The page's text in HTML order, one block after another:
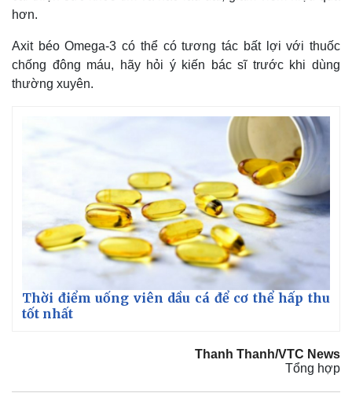
Quan sát
Cuộc sống đó đây
Hồ sơ
Video
Ảnh
hơn.
Axit béo Omega-3 có thể có tương tác bất lợi với thuốc
chống đông máu, hãy hỏi ý kiến bác sĩ trước khi dùng
thường xuyên.
Thời điểm uống viên dầu cá để cơ thể hấp thu
tốt nhất
Thanh Thanh/VTC News
Tổng hợp